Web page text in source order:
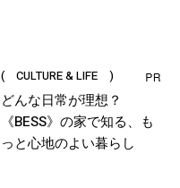
( CULTURE & LIFE )
どんな日常が理想？
《BESS》の家で知る、も
っと心地のよい暮らし